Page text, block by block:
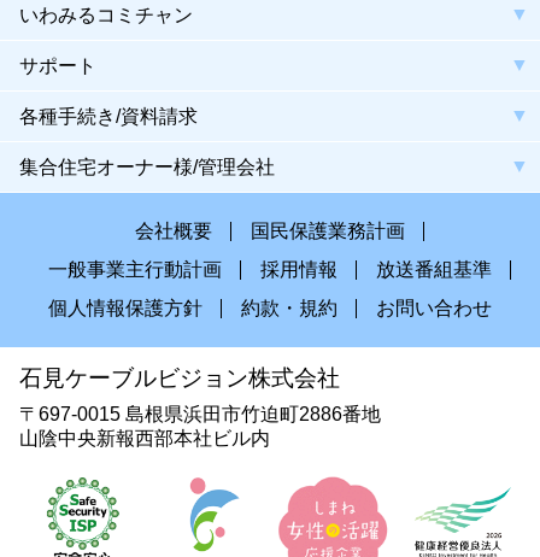
いわみるコミチャン
サポート
各種手続き/資料請求
集合住宅オーナー様/管理会社
会社概要
国民保護業務計画
一般事業主行動計画
採用情報
放送番組基準
個人情報保護方針
約款・規約 お問い合わせ
石見ケーブルビジョン株式会社
〒697-0015 島根県浜田市竹迫町2886番地
山陰中央新報西部本社ビル内